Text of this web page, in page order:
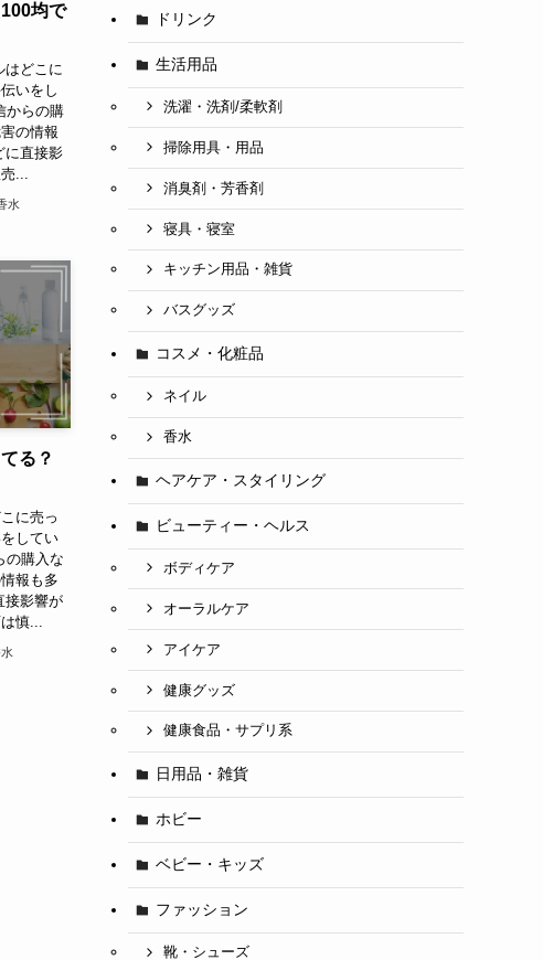
均で
はどこに
いをし
からの購
の情報
に直接影
...
水
る？
に売っ
してい
の購入な
報も多
接影響が
慎...
ドリンク
生活用品
洗濯・洗剤/柔軟剤
掃除用具・用品
消臭剤・芳香剤
寝具・寝室
キッチン用品・雑貨
バスグッズ
コスメ・化粧品
ネイル
香水
ヘアケア・スタイリング
ビューティー・ヘルス
ボディケア
オーラルケア
アイケア
健康グッズ
健康食品・サプリ系
日用品・雑貨
ホビー
ベビー・キッズ
ファッション
靴・シューズ